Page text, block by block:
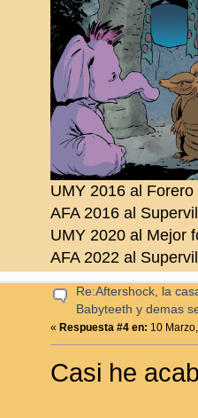
UMY 2016 al
AFA 2016 al
UMY 2020 al Mejor
AFA 2022 al
Re:Aftershock, la
Babyteeth y demas
« Respuesta #4 en: 10
Casi he